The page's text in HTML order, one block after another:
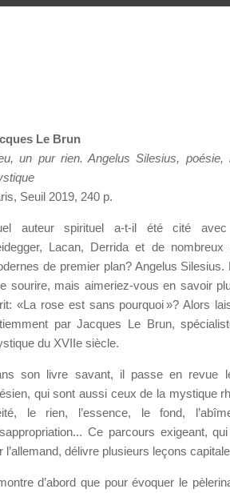
Le Brun
un pur rien. Angelus Silesius, poésie,
Seuil 2019, 240 p.
auteur spirituel a-t-il été cité avec
Lacan, Derrida et de nombreux
de premier plan? Angelus Silesius.
sourire, mais aimeriez-vous en savoir
«La rose est sans pourquoi »? Alors
par Jacques Le Brun,
du XVIIe siècle.
son livre savant, il passe en revue
qui sont aussi ceux de la mystique
le rien, l’essence, le fond,
Ce parcours exigeant,
l’allemand, délivre plusieurs leçons
d’abord que pour évoquer le